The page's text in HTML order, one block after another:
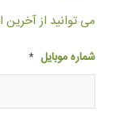
می توانید از آخرین
شماره موبایل *